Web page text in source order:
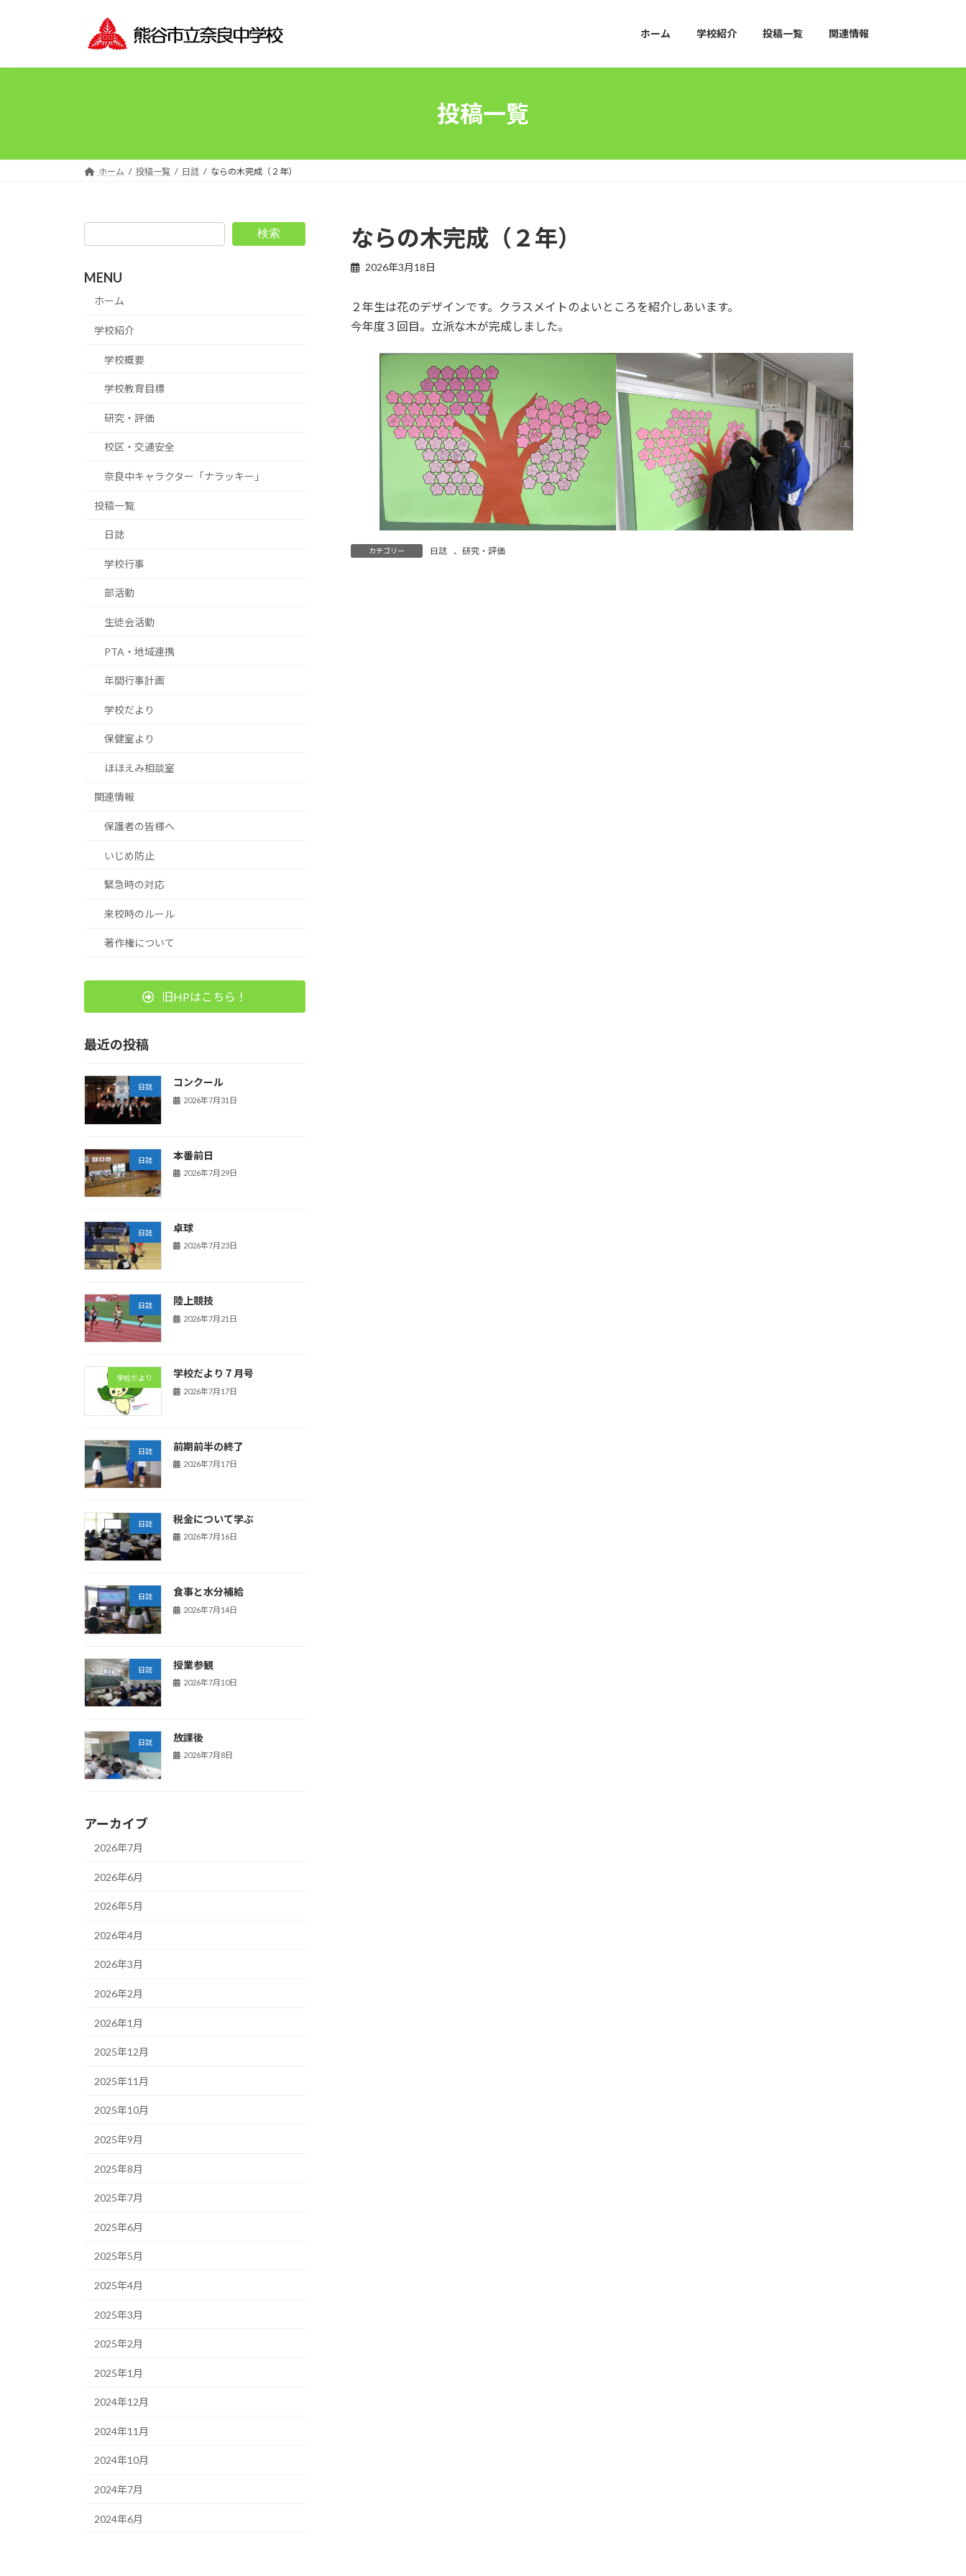
プ
動
ホーム 学校紹介 投稿一覧 関連情報
投稿一覧
ホーム 投稿一覧 日誌 ならの木完成（２年）
ならの木完成（２年）
2026年3月18日
２年生は花のデザインです。クラスメイトのよいところを紹介しあいます。
今年度３回目。立派な木が完成しました。
カテゴリー 日誌 、研究・評価
検索
MENU
ホーム
学校紹介
学校概要
学校教育目標
研究・評価
校区・交通安全
奈良中キャラクター「ナラッキー」
投稿一覧
日誌
学校行事
部活動
生徒会活動
PTA・地域連携
年間行事計画
学校だより
保健室より
ほほえみ相談室
関連情報
保護者の皆様へ
いじめ防止
緊急時の対応
来校時のルール
著作権について
旧HPはこちら！
最近の投稿
日誌 コンクール
2026年7月31日
日誌 本番前日
2026年7月29日
日誌 卓球
2026年7月23日
日誌 陸上競技
2026年7月21日
学校だより 学校だより７月号
2026年7月17日
日誌 前期前半の終了
2026年7月17日
日誌 税金について学ぶ
2026年7月16日
日誌 食事と水分補給
2026年7月14日
日誌 授業参観
2026年7月10日
日誌 放課後
2026年7月8日
アーカイブ
2026年7月
2026年6月
2026年5月
2026年4月
2026年3月
2026年2月
2026年1月
2025年12月
2025年11月
2025年10月
2025年9月
2025年8月
2025年7月
2025年6月
2025年5月
2025年4月
2025年3月
2025年2月
2025年1月
2024年12月
2024年11月
2024年10月
2024年7月
2024年6月